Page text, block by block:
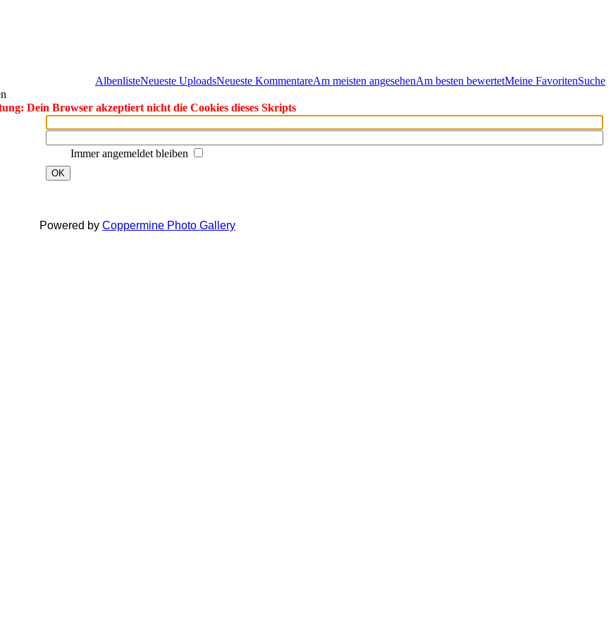
AlbenlisteNeueste UploadsNeueste KommentareAm meisten angesehenAm besten bewertetMeine FavoritenSuche
Dein Browser akzeptiert nicht die Cookies dieses Skripts
Immer angemeldet bleiben
OK
Powered by Coppermine Photo Gallery